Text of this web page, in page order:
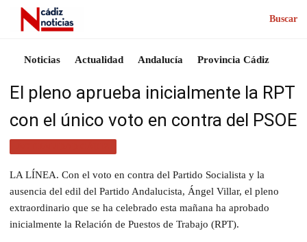
Buscar
Noticias Actualidad Andalucía Provincia Cádiz
El pleno aprueba inicialmente la RPT
con el único voto en contra del PSOE
LA LÍNEA. Con el voto en contra del Partido Socialista y la
ausencia del edil del Partido Andalucista, Ángel Villar, el pleno
extraordinario que se ha celebrado esta mañana ha aprobado
inicialmente la Relación de Puestos de Trabajo (RPT).